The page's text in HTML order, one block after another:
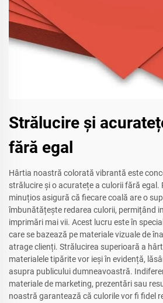
Strălucire și
fără egal
Hârtia noastră colorată vibrantă este
strălucire și o acuratețe a culorii fără egal.
minuțios asigură că fiecare coală are o
îmbunătățește redarea culorii, permițând
imprimări mai vii. Acest lucru este în
care se bazează pe materiale vizuale de
atrage clienți. Strălucirea superioară a
materialele tipărite vor ieși în evidență,
asupra publicului dumneavoastră.
materiale de marketing, prezentări sau
noastră garantează că culorile vor fi fidel